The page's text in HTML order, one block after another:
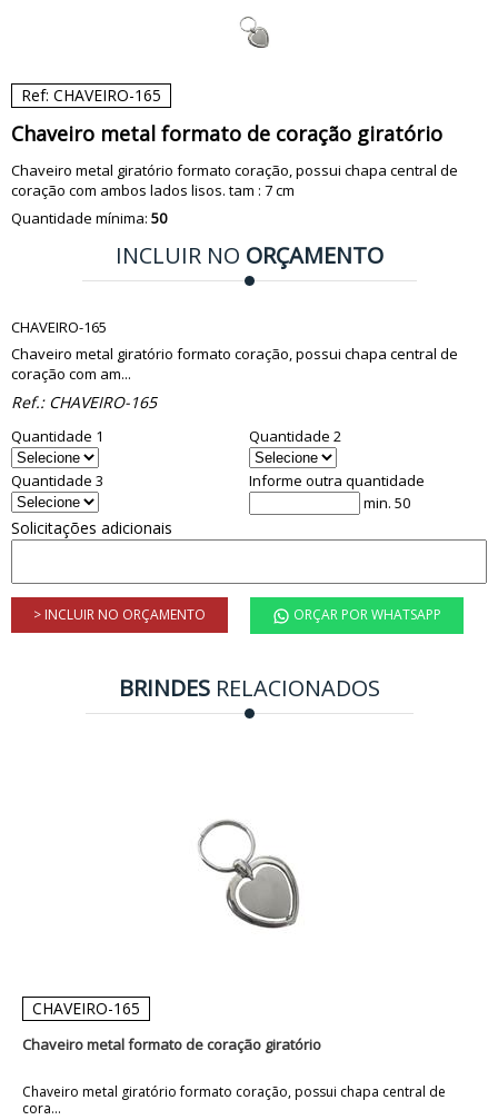
Ref: CHAVEIRO-165
Chaveiro metal formato de coração giratório
Chaveiro metal giratório formato coração, possui chapa central de
coração com ambos lados lisos. tam : 7 cm
Quantidade mínima: 50
INCLUIR NO ORÇAMENTO
CHAVEIRO-165
Chaveiro metal giratório formato coração, possui chapa central de
coração com am...
Ref.: CHAVEIRO-165
Quantidade 1 Quantidade 2
Quantidade 3
Informe outra quantidade
min. 50
Solicitações adicionais
> INCLUIR NO ORÇAMENTO ORÇAR POR WHATSAPP
BRINDESRELACIONADOS
CHAVEIRO-165
Chaveiro metal formato de coração giratório
Chaveiro metal giratório formato coração, possui chapa central de
cora...